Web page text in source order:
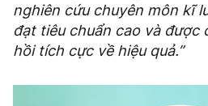
nghiên cứu chuyên môn kĩ
đạt tiêu chuẩn cao và được
hồi tích cực về hiệu quả.”